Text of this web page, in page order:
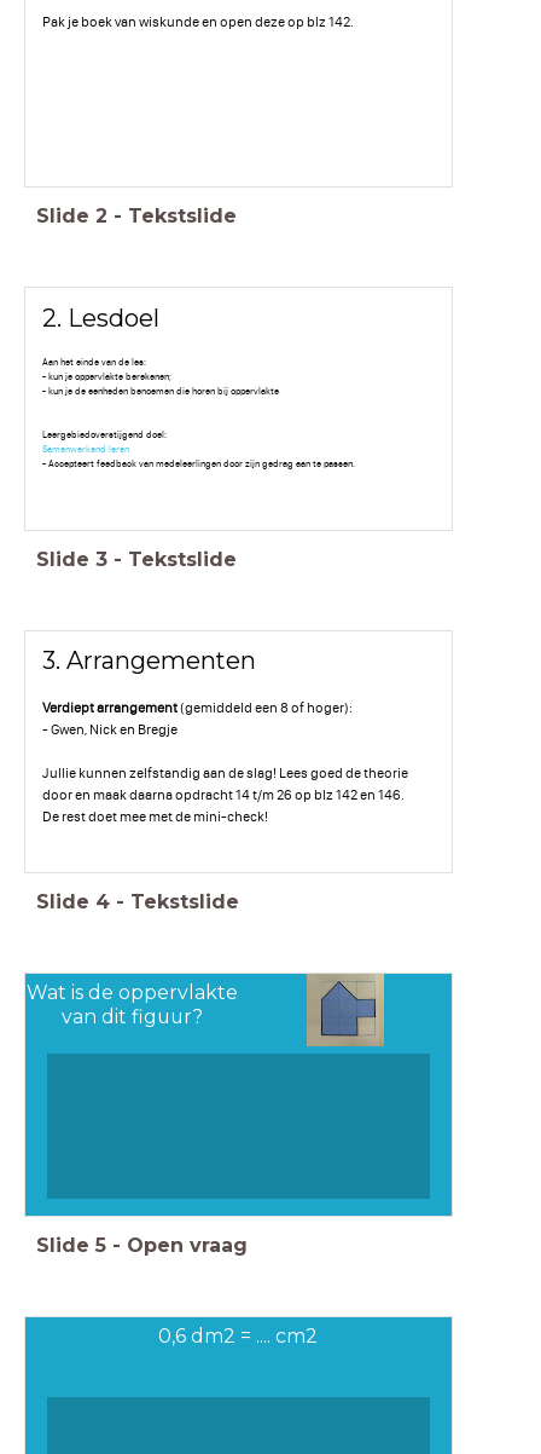
Pak je boek van wiskunde en open deze op blz 142.
Slide 2 - Tekstslide
2. Lesdoel
Aan het einde van de les:
- kun je oppervlakte berekenen;
- kun je de eenheden benoemen die horen bij oppervlakte
Leergebiedoverstijgend doel:
Samenwerkend leren
- Accepteert feedback van medeleerlingen door zijn gedrag aan te passen.
Slide 3 - Tekstslide
3. Arrangementen
Verdiept arrangement(gemiddeld een 8 of hoger):
- Gwen, Nick en Bregje
Jullie kunnen zelfstandig aan de slag! Lees goed de theorie
door en maak daarna opdracht 14 t/m 26 op blz 142 en 146.
De rest doet mee met de mini-check!
Slide 4 - Tekstslide
Wat is de oppervlakte
van dit figuur?
Slide 5 - Open vraag
0,6 dm2 = .... cm2